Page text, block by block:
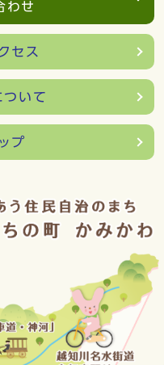
わせ
セス
ついて
プ